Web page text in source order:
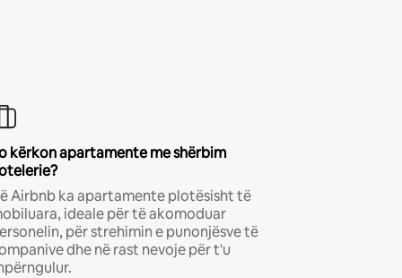
kërkon apartamente me shërbim
Airbnb ka apartamente plotësisht të
ideale për të akomoduar
për strehimin e punonjësve të
dhe në rast nevoje për t'u